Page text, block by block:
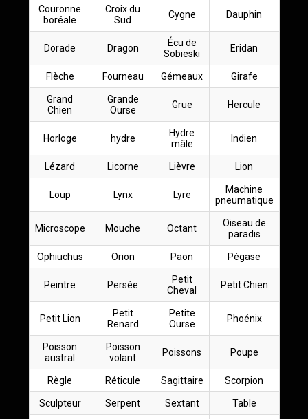
Couronne
boréale
Croix du
Sud
Cygne Dauphin
Dorade Dragon
Écu de
Sobieski
Eridan
Flèche Fourneau Gémeaux Girafe
Grand
Chien
Grande
Ourse
Grue Hercule
Horloge hydre
Hydre
mâle
Indien
Lézard Licorne Lièvre Lion
Loup Lynx Lyre
Machine
pneumatique
Microscope Mouche Octant
Oiseau de
paradis
Ophiuchus Orion Paon Pégase
Peintre Persée
Petit
Cheval
Petit Chien
Petit Lion
Petit
Renard
Petite
Ourse
Phoénix
Poisson
austral
Poisson
volant
Poissons Poupe
Règle Réticule Sagittaire Scorpion
Sculpteur Serpent Sextant Table